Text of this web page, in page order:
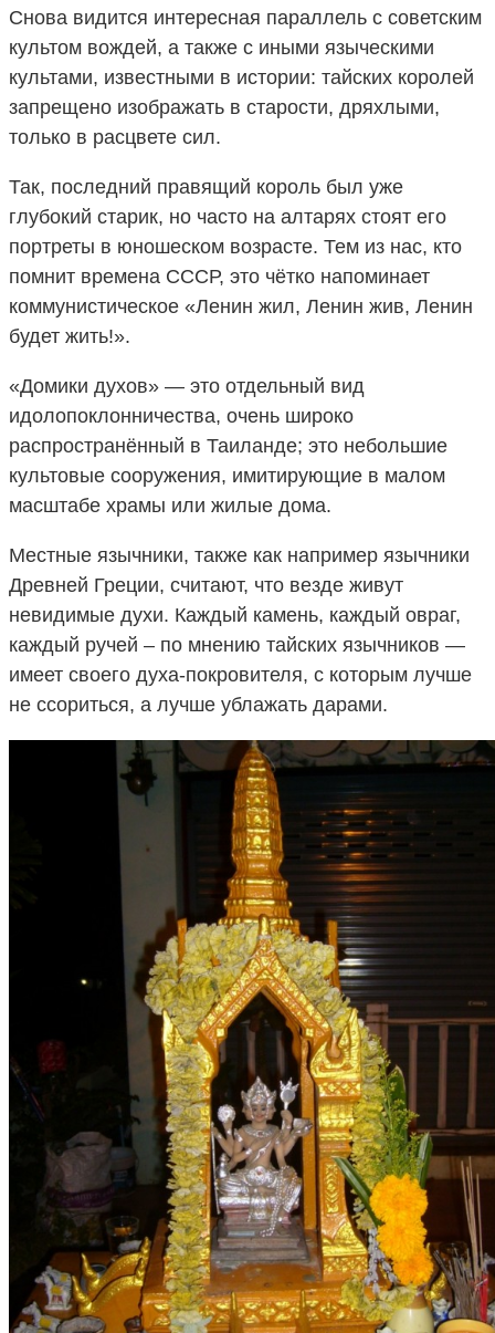
Снова видится интересная параллель с советским
культом вождей, а также с иными языческими
культами, известными в истории: тайских королей
запрещено изображать в старости, дряхлыми,
только в расцвете сил.
Так, последний правящий король был уже
глубокий старик, но часто на алтарях стоят его
портреты в юношеском возрасте. Тем из нас, кто
помнит времена СССР, это чётко напоминает
коммунистическое «Ленин жил, Ленин жив, Ленин
будет жить!».
«Домики духов» — это отдельный вид
идолопоклонничества, очень широко
распространённый в Таиланде; это небольшие
культовые сооружения, имитирующие в малом
масштабе храмы или жилые дома.
Местные язычники, также как например язычники
Древней Греции, считают, что везде живут
невидимые духи. Каждый камень, каждый овраг,
каждый ручей – по мнению тайских язычников —
имеет своего духа-покровителя, с которым лучше
не ссориться, а лучше ублажать дарами.